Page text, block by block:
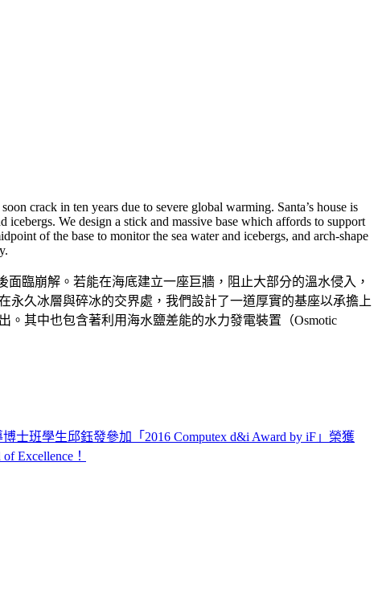
crack in ten years due to severe global warming. Santa’s house is
We design a stick and massive base which affords to support
of the base to monitor the sea water and icebergs, and arch-shape
臨崩解。若能在海底建立一座巨牆，阻止大部分的溫水侵入，
久冰層與碎冰的交界處，我們設計了一道厚實的基座以承擔上
其中也包含著利用海水鹽差能的水力發電裝置（Osmotic
士班學生邱鈺發參加「2016 Computex d&i Award by iF」榮獲
Excellence！